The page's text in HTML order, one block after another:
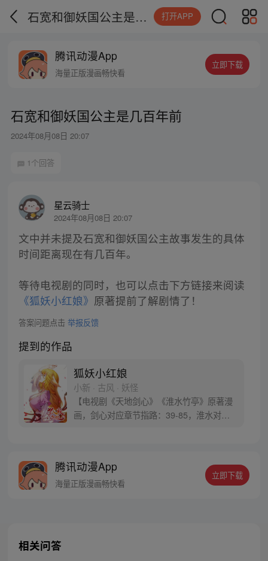
石宽和御妖国公主是几百年前 打开APP
腾讯动漫App
海量正版漫画畅快看
立即下载
石宽和御妖国公主是几百年前
2024年08月08日 20:07
1个回答
星云骑士
2024年08月08日 20:07
文中并未提及石宽和御妖国公主故事发生的具体
时间距离现在有几百年。
等待电视剧的同时，也可以点击下方链接来阅读
《狐妖小红娘》 原著提前了解剧情了！
答案问题点击 举报反馈
提到的作品
狐妖小红娘
小新 · 古风 · 妖怪
【电视剧《天地剑心》《淮水竹亭》原著漫
画，剑心对应章节指路：39-85，淮水对应
腾讯动漫App
海量正版漫画畅快看
立即下载
相关问答